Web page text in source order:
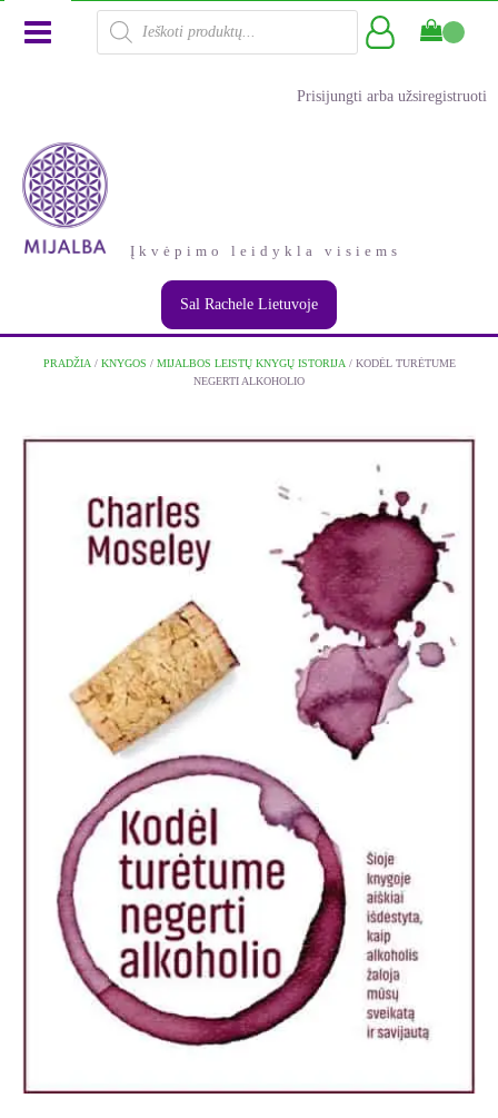
Products
search
Prisijungti arba užsiregistruoti
Įkvėpimo leidykla visiems
Sal Rachele Lietuvoje
PRADŽIA / KNYGOS / MIJALBOS LEISTŲ KNYGŲ ISTORIJA / KODĖL TURĖTUME
NEGERTI ALKOHOLIO